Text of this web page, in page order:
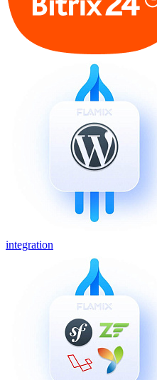
integration